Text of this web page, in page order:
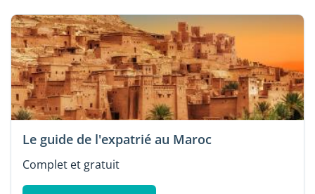
Le guide de l'expatrié au Maroc
Complet et gratuit